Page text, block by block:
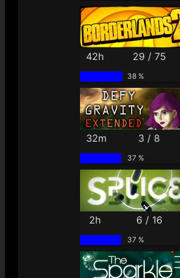
42h 29 / 75
38 %
32m 3 / 8
37 %
2h 6 / 16
37 %